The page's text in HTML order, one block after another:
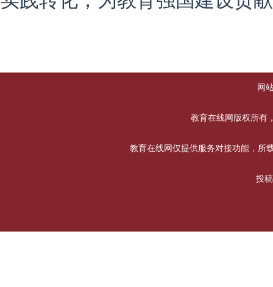
网
教育在线网版权所有
教育在线网仅提供服务对接功能，所
投